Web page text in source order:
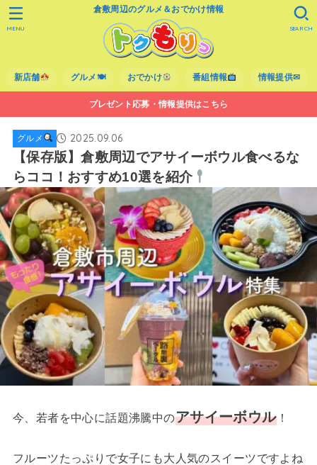
倉敷周辺のグルメ＆おでかけ情報
新店舗 グルメ🍽 おでかけ 番組情報 情報提供✉
SEARCH
MENU
プレゼント応募・情報提供はこちら
グルメ 2025.09.06
【保存版】倉敷周辺でアサイーボウル食べるな
らココ！おすすめ10選を紹介
今、若者を中心に話題沸騰中のアサイーボウル！
フルーツたっぷりで女子にも大人気のスイーツですよね